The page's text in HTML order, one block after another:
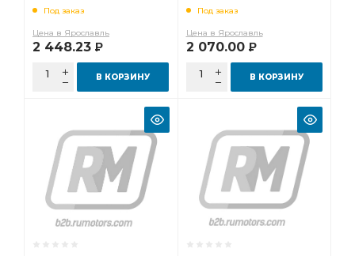
Под заказ
Цена в Ярославль
2 448.23 Р
В КОРЗИНУ
Под заказ
Цена в Ярославль
2 070.00 Р
В КОРЗИНУ